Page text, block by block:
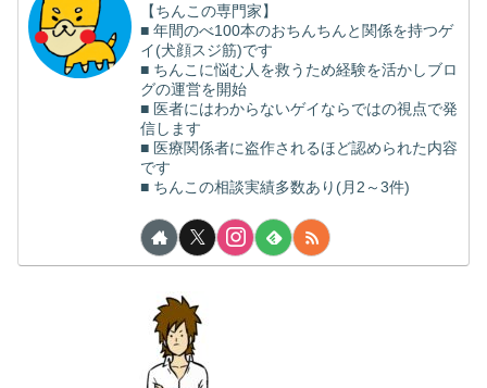
【ちんこの専門家】
■ 年間のべ100本のおちんちんと関係を持つゲ
イ(犬顔スジ筋)です
■ ちんこに悩む人を救うため経験を活かしブロ
グの運営を開始
■ 医者にはわからないゲイならではの視点で発
信します
■ 医療関係者に盗作されるほど認められた内容
です
■ ちんこの相談実績多数あり(月2～3件)